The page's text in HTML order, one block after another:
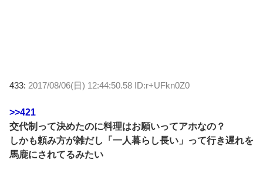
433: 2017/08/06(日) 12:44:50.58 ID:r+UFkn0Z0
>>421
交代制って決めたのに料理はお願いってアホなの？
しかも頼み方が雑だし「一人暮らし長い」って行き遅れを
馬鹿にされてるみたい